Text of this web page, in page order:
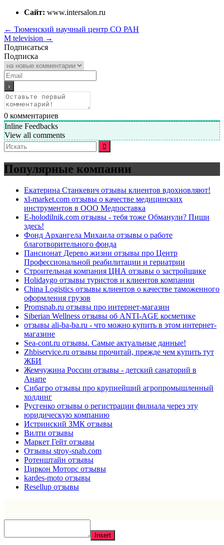
Сайт: www.intersalon.ru
← Тюменский научный центр СО РАН
M television →
Подписаться
Подписка
0 комментариев
Inline Feedbacks
View all comments
Искать:
Популярные компании
Екатерина Станкевич отзывы клиентов вдохновляют!
xl-market.com отзывы о качестве медицинских
инструментов в ООО Медпоставка
E-holodilnik.com отзывы - тебя тоже Обманули? Пиши
здесь!
Фонд Архангела Михаила отзывы о работе
благотворительного фонда
Пансионат Дерево жизни отзывы про Центр
Профессиональной реабилитации и гериатрии
Строительная компания ЦНА отзывы о застройщике
Holidaygo отзывы туристов и клиентов компании
China Logistics отзывы клиентов о качестве таможенного
оформления грузов
Promsnab.ru отзывы про интернет-магазин
Siberian Wellness отзывы об ANTI-AGE косметике
отзывы ali-ba-ba.ru - что можно купить в этом интернет-
магазине
Sea-cont.ru отзывы. Самые актуальные данные!
Zhbiservice.ru отзывы прочитай, прежде чем купить тут
ЖБИ
Жемчужина России отзывы - детский санаторий в
Анапе
Сибагро отзывы про крупнейший агропромышленный
холдинг
Русгенко отзывы о регистрации филиала через эту
юридическую компанию
Истринский ЗМК отзывы
Вилти отзывы
Маркет Гейт отзывы
Отзывы stroy-snab.com
Ротенштайн отзывы
Циркон Моторс отзывы
kardes-moto отзывы
Resellup отзывы
Insert